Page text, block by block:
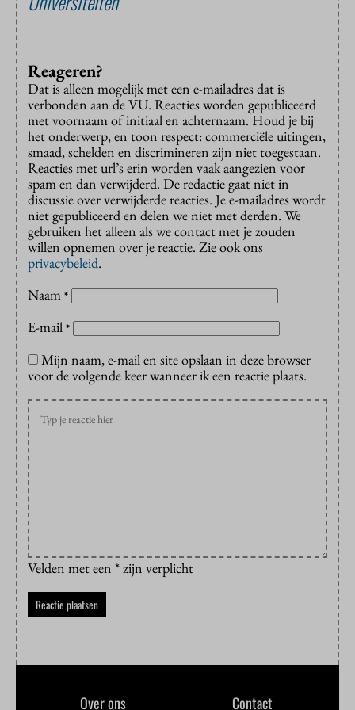
Reageren?
Dat is alleen mogelijk met een e-mailadres dat is
verbonden aan de VU. Reacties worden gepubliceerd
met voornaam of initiaal en achternaam. Houd je bij
het onderwerp, en toon respect: commerciële uitingen,
smaad, schelden en discrimineren zijn niet toegestaan.
Reacties met url’s erin worden vaak aangezien voor
spam en dan verwijderd. De redactie gaat niet in
discussie over verwijderde reacties. Je e-mailadres wordt
niet gepubliceerd en delen we niet met derden. We
gebruiken het alleen als we contact met je zouden
willen opnemen over je reactie. Zie ook ons
privacybeleid.
Naam *
E-mail *
Mijn naam, e-mail en site opslaan in deze browser
voor de volgende keer wanneer ik een reactie plaats.
Velden met een * zijn verplicht
Over ons Contact